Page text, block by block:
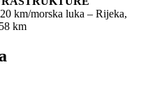
km/morska luka – Rijeka,
km